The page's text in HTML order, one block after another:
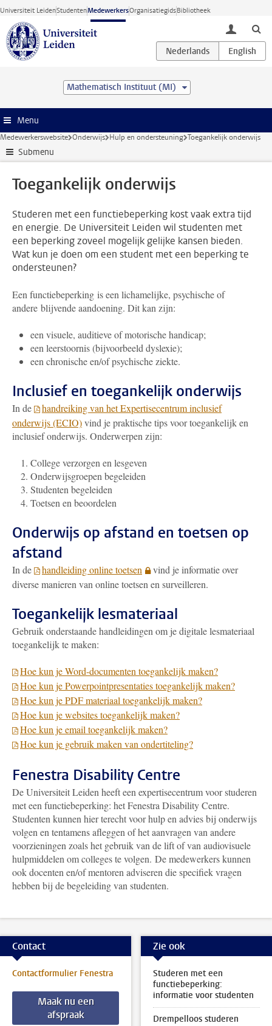
Ga direct naar de inhoud
Universiteit LeidenStudentenMedewerkersOrganisatiegidsBibliotheek
toggle
Mathematisch Instituut (MI)
Menu
Medewerkerswebsite Onderwijs Hulp en ondersteuning Toegankelijk onderwijs
Submenu
Toegankelijk onderwijs
Studeren met een functiebeperking kost vaak extra tijd
en energie. De Universiteit Leiden wil studenten met
een beperking zoveel mogelijk gelijke kansen bieden.
Wat kun je doen om een student met een beperking te
ondersteunen?
Een functiebeperking is een lichamelijke, psychische of
andere blijvende aandoening. Dit kan zijn:
een visuele, auditieve of motorische handicap;
een leerstoornis (bijvoorbeeld dyslexie);
een chronische en/of psychische ziekte.
Inclusief en toegankelijk onderwijs
In de
handreiking van het Expertisecentrum inclusief
onderwijs (ECIO)vind je praktische tips voor toegankelijk en
inclusief onderwijs. Onderwerpen zijn:
College verzorgen en lesgeven
Onderwijsgroepen begeleiden
Studenten begeleiden
Toetsen en beoordelen
Onderwijs op afstand en toetsen op
afstand
In de handleiding online toetsen
vind je informatie over
diverse manieren van online toetsen en surveilleren.
Toegankelijk lesmateriaal
Gebruik onderstaande handleidingen om je digitale lesmateriaal
toegankelijk te maken:
Hoe kun je Word-documenten toegankelijk maken?
Hoe kun je Powerpointpresentaties toegankelijk maken?
Hoe kun je PDF materiaal toegankelijk maken?
Hoe kun je websites toegankelijk maken?
Hoe kun je email toegankelijk maken?
Hoe kun je gebruik maken van ondertiteling?
Fenestra Disability Centre
De Universiteit Leiden heeft een expertisecentrum voor studeren
met een functiebeperking: het Fenestra Disability Centre.
Studenten kunnen hier terecht voor hulp en advies bij onderwijs
volgen en tentamens afleggen of het aanvragen van andere
voorzieningen zoals het gebruik van de lift of van audiovisuele
hulpmiddelen om colleges te volgen. De medewerkers kunnen
ook docenten en/of mentoren adviseren die specifiek vragen
hebben bij de begeleiding van studenten.
Contact
Contactformulier Fenestra
Maak nu een
afspraak
Zie ook
Studeren met een
functiebeperking:
informatie voor studenten
Drempelloos studeren